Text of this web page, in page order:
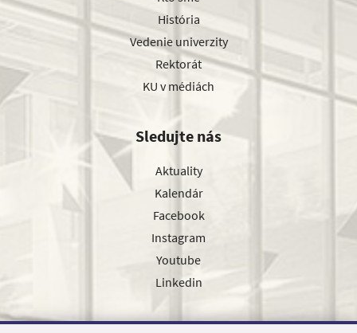
História
Vedenie univerzity
Rektorát
KU v médiách
Sledujte nás
Aktuality
Kalendár
Facebook
Instagram
Youtube
Linkedin